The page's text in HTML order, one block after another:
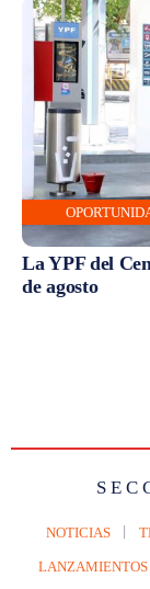
La YPF del
de agosto
NOTICIAS
LANZAMIENTOS